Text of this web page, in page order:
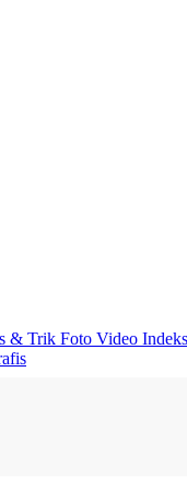
& Trik Foto Video Indeks